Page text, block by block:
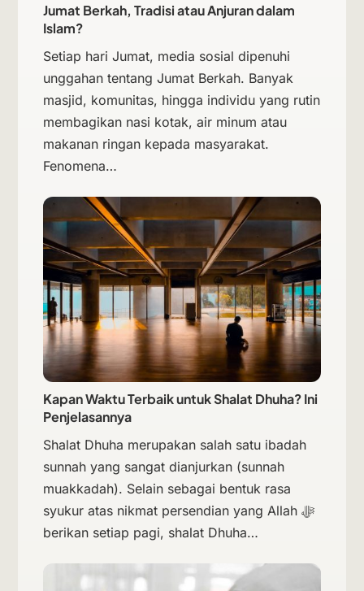
Jumat Berkah, Tradisi atau Anjuran dalam
Islam?
Setiap hari Jumat, media sosial dipenuhi
unggahan tentang Jumat Berkah. Banyak
masjid, komunitas, hingga individu yang rutin
membagikan nasi kotak, air minum atau
makanan ringan kepada masyarakat.
Fenomena…
Kapan Waktu Terbaik untuk Shalat Dhuha? Ini
Penjelasannya
Shalat Dhuha merupakan salah satu ibadah
sunnah yang sangat dianjurkan (sunnah
muakkadah). Selain sebagai bentuk rasa
syukur atas nikmat persendian yang Allah ﷻ
berikan setiap pagi, shalat Dhuha…